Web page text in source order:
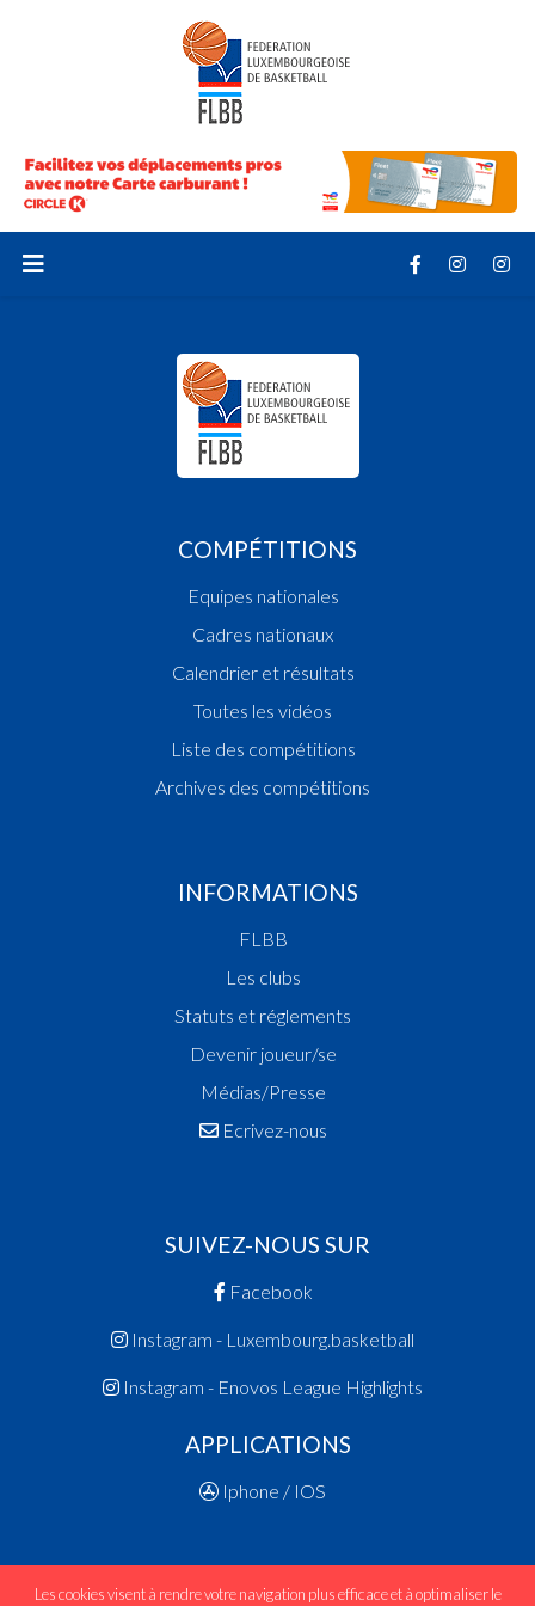
COMPÉTITIONS
Equipes nationales
Cadres nationaux
Calendrier et résultats
Toutes les vidéos
Liste des compétitions
Archives des compétitions
INFORMATIONS
FLBB
Les clubs
Statuts et réglements
Devenir joueur/se
Médias/Presse
Ecrivez-nous
SUIVEZ-NOUS SUR
Facebook
Instagram - Luxembourg.basketball
Instagram - Enovos League Highlights
APPLICATIONS
Iphone / IOS
Les cookies visent à rendre votre navigation plus efficace et à optimaliser le